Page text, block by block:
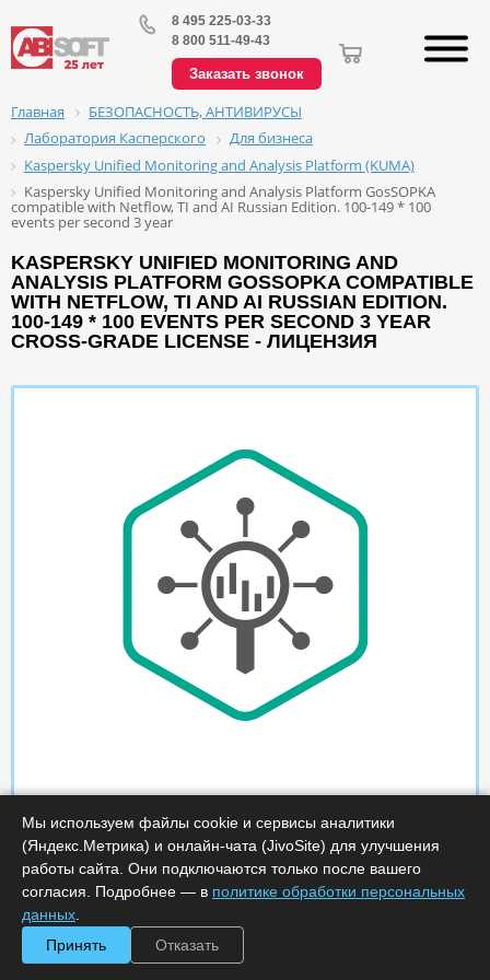
8 495 225-03-33
8 800 511-49-43
Заказать звонок
Главная
БЕЗОПАСНОСТЬ, АНТИВИРУСЫ
Лаборатория Касперского
Для бизнеса
Kaspersky Unified Monitoring and Analysis Platform (KUMA)
Kaspersky Unified Monitoring and Analysis Platform GosSOPKA
compatible with Netflow, TI and AI Russian Edition. 100-149 * 100
events per second 3 year
KASPERSKY UNIFIED MONITORING AND
ANALYSIS PLATFORM GOSSOPKA COMPATIBLE
WITH NETFLOW, TI AND AI RUSSIAN EDITION.
100-149 * 100 EVENTS PER SECOND 3 YEAR
CROSS-GRADE LICENSE - ЛИЦЕНЗИЯ
Мы используем файлы cookie и сервисы аналитики
(Яндекс.Метрика) и онлайн-чата (JivoSite) для улучшения
работы сайта. Они подключаются только после вашего
согласия. Подробнее — в политике обработки персональных
данных
Принять
Отказать